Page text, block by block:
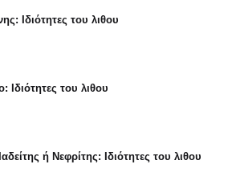
Ιδιότητες του λιθου
Ιδιότητες του λιθου
ή Νεφρίτης: Ιδιότητες του λιθου